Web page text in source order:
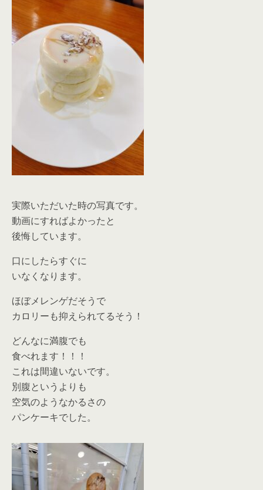
実際いただいた時の写真です。
動画にすればよかったと
後悔しています。
口にしたらすぐに
いなくなります。
ほぼメレンゲだそうで
カロリーも抑えられてるそう！
どんなに満腹でも
食べれます！！！
これは間違いないです。
別腹というよりも
空気のようなかるさの
パンケーキでした。